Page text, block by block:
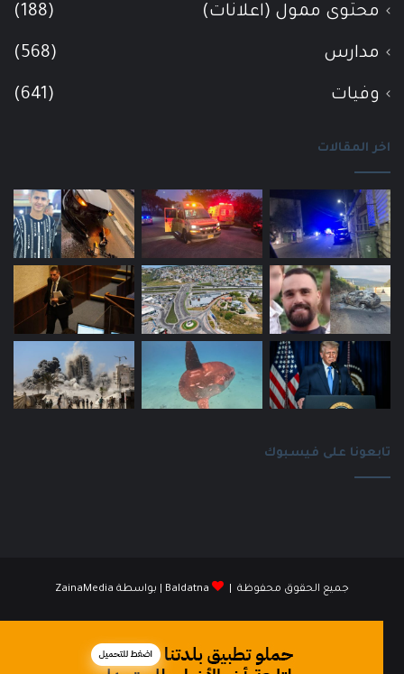
محتوى ممول (اعلانات) (188)
مدارس (568)
وفيات (641)
اخر المقالات
تابعونا على فيسبوك
جميع الحقوق محفوظة | Baldatna | بواسطة ZainaMedia